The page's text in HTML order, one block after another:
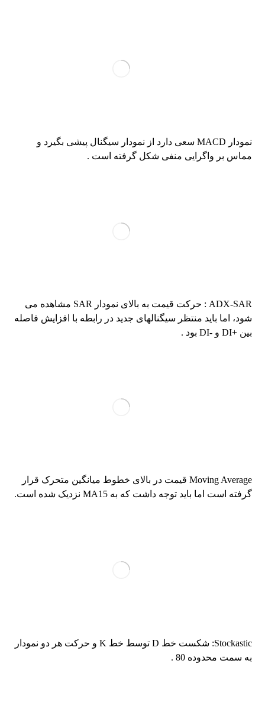
نمودار MACD سعی دارد از نمودار سیگنال پیشی بگیرد و
مماس بر واگرایی منفی شکل گرفته است .
ADX-SAR : حرکت قیمت به بالای نمودار SAR مشاهده می
شود، اما باید منتظر سیگنالهای جدید در رابطه با افزایش فاصله
بین +DI و -DI بود .
Moving Average قیمت در بالای خطوط میانگین متحرک قرار
گرفته است اما باید توجه داشت که به MA15 نزدیک شده است.
Stockastic: شکست خط D توسط خط K و حرکت هر دو نمودار
به سمت محدوده 80 .